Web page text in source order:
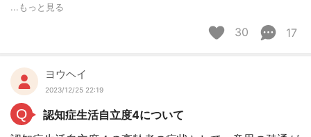
...もっと見る
30 17
ヨウヘイ
2023/12/25 22:19
Q
認知症生活自立度4について